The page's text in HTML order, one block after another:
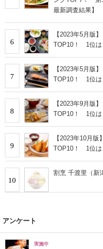
最新調査結果】
6
【2023年5月版
TOP10！ 1位は
7
【2023年5月版
TOP10！ 1位は
8
【2023年9月版
TOP10！ 1位は
9
【2023年10月
TOP10！ 1位は
10
割烹 千渡里（新
アンケート
実施中